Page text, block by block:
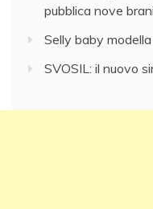
pubblica nove
Selly baby
SVOSIL: il nuovo